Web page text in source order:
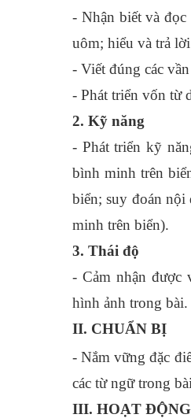
- Nhận biết và
uôm; hiểu và trả
- Viết đúng các
- Phát triển vốn từ
2. Kỹ năng
- Phát triển kỹ
bình minh trên
biển; suy đoán nội
minh trên biển).
3. Thái độ
- Cảm nhận được
hình ảnh trong bài.
II. CHUẨN BỊ
- Nắm vững đặc
các từ ngữ trong
III. HOẠT